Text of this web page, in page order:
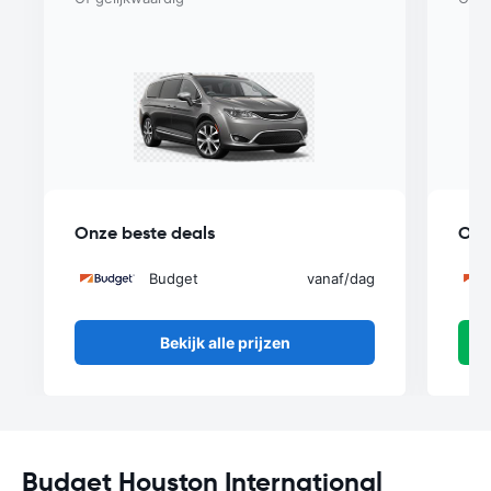
Onze beste deals
Budget vanaf/dag
Bekijk alle prijzen
Budget Houston International